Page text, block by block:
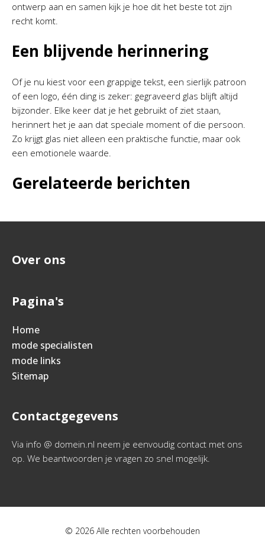
ontwerp aan en samen kijk je hoe dit het beste tot zijn
recht komt.
Een blijvende herinnering
Of je nu kiest voor een grappige tekst, een sierlijk patroon
of een logo, één ding is zeker: gegraveerd glas blijft altijd
bijzonder. Elke keer dat je het gebruikt of ziet staan,
herinnert het je aan dat speciale moment of die persoon.
Zo krijgt glas niet alleen een praktische functie, maar ook
een emotionele waarde.
Gerelateerde berichten
Over ons
Pagina's
Home
mode specialisten
mode links
Sitemap
Contactgegevens
Via info @ domein.nl neem je eenvoudig contact met ons
op. We beantwoorden je vragen zo snel mogelijk.
© 2026 Alle rechten voorbehouden